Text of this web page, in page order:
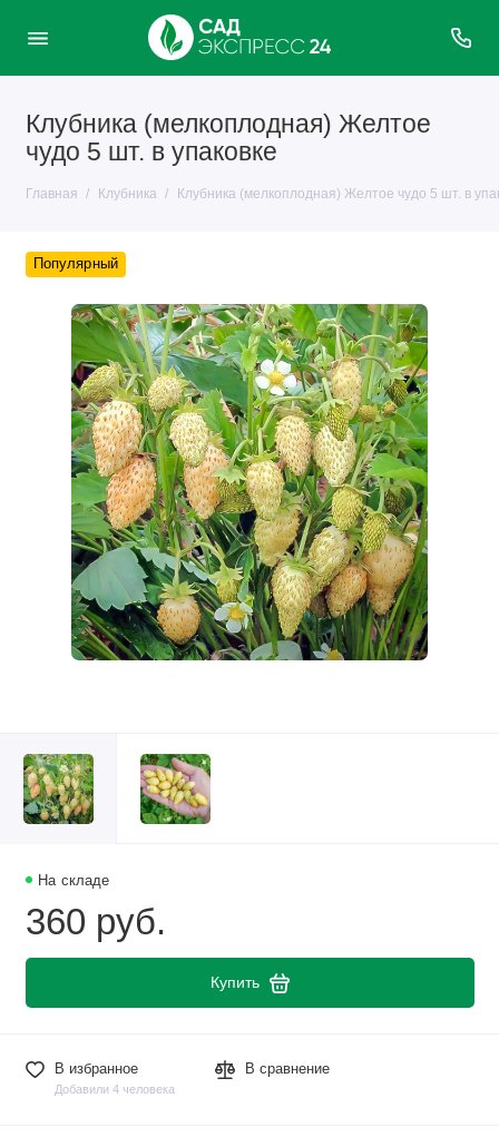
Клубника (мелкоплодная) Желтое
чудо 5 шт. в упаковке
Главная Клубника Клубника (мелкоплодная) Желтое чудо 5 шт. в
Популярный
На складе
360 руб.
Купить
В избранное
Добавили 4 человека
В сравнение